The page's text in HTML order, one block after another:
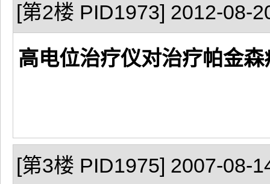
[第2楼 PID1973] 2012-08-
高电位治疗仪对治疗帕金
[第3楼 PID1975] 2007-08-